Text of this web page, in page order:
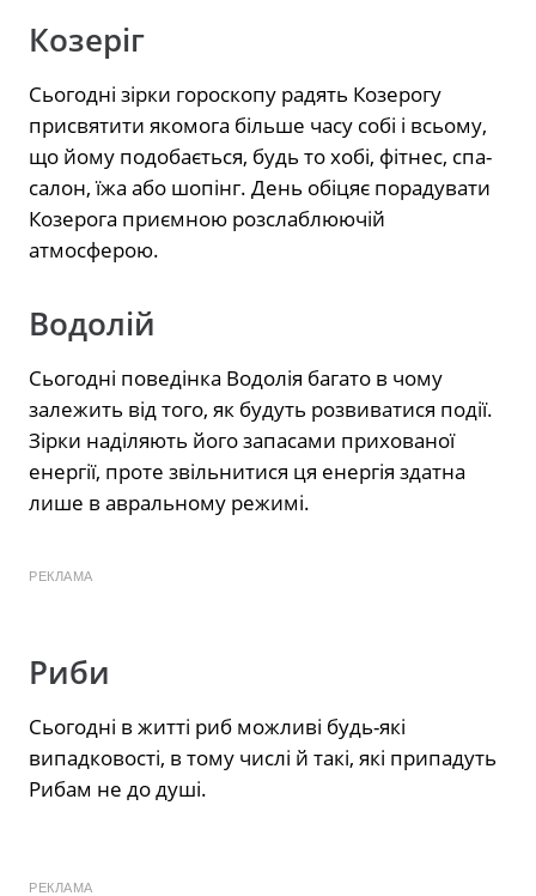
Козеріг
Сьогодні зірки гороскопу радять Козерогу
присвятити якомога більше часу собі і всьому,
що йому подобається, будь то хобі, фітнес, спа-
салон, їжа або шопінг. День обіцяє порадувати
Козерога приємною розслаблюючій
атмосферою.
Водолій
Сьогодні поведінка Водолія багато в чому
залежить від того, як будуть розвиватися події.
Зірки наділяють його запасами прихованої
енергії, проте звільнитися ця енергія здатна
лише в авральному режимі.
РЕКЛАМА
Риби
Сьогодні в житті риб можливі будь-які
випадковості, в тому числі й такі, які припадуть
Рибам не до душі.
РЕКЛАМА